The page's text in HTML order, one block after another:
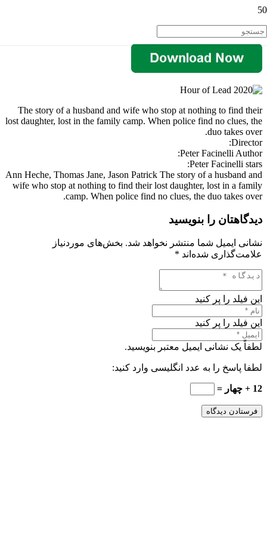
The story of a husband and wife who stop at nothing to find their
lost daughter, lost in the family camp. When police find no clues, the
duo takes over.
Director:
Peter Facinelli Author:
Peter Facinelli stars:
Ann Heche, Thomas Jane, Jason Patrick The story of a husband and
wife who stop at nothing to find their lost daughter, lost in a family
camp. When police find no clues, the duo takes over.
دیدگاهتان را بنویسید
نشانی ایمیل شما منتشر نخواهد شد. بخش‌های موردنیاز
علامت‌گذاری شده‌اند *
این فیلد را پر کنید
این فیلد را پر کنید
لطفاً یک نشانی ایمیل معتبر بنویسید.
لطفا پاسخ را به عدد انگلیسی وارد کنید:
12 + چهار =
فرستادن دیدگاه